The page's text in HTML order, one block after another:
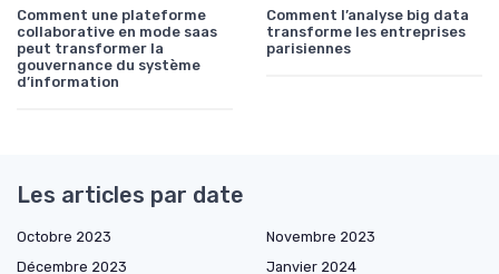
Comment une plateforme
collaborative en mode saas
peut transformer la
gouvernance du système
d’information
Comment l’analyse big data
transforme les entreprises
parisiennes
Les articles par date
Octobre 2023
Novembre 2023
Décembre 2023
Janvier 2024